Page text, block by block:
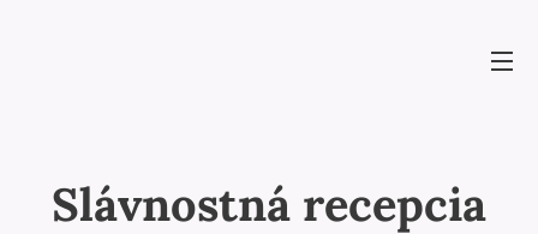
Slávnostná recepcia